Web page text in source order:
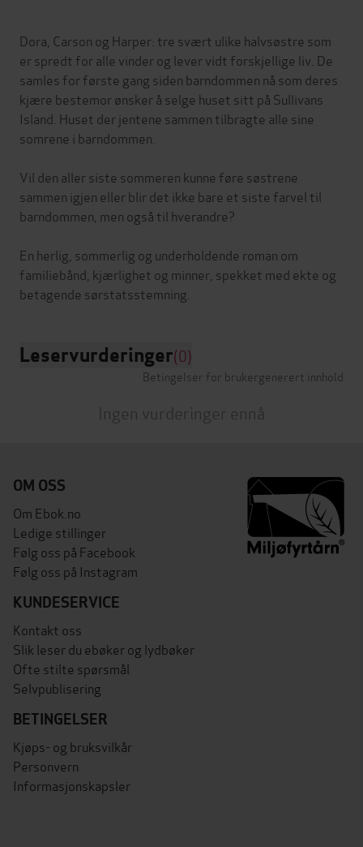
Dora, Carson og Harper: tre svært ulike halvsøstre som
er spredt for alle vinder og lever vidt forskjellige liv. De
samles for første gang siden barndommen nå som deres
kjære bestemor ønsker å selge huset sitt på Sullivans
Island. Huset der jentene sammen tilbragte alle sine
somrene i barndommen.
Vil den aller siste sommeren kunne føre søstrene
sammen igjen eller blir det ikke bare et siste farvel til
barndommen, men også til hverandre?
En herlig, sommerlig og underholdende roman om
familiebånd, kjærlighet og minner, spekket med ekte og
Leservurderinger(0)
Betingelser for brukergenerert innhold
Ingen vurderinger ennå
OM OSS
Om Ebok.no
Ledige stillinger
Følg oss på Facebook
Følg oss på Instagram
KUNDESERVICE
Kontakt oss
Slik leser du ebøker og lydbøker
Ofte stilte spørsmål
Selvpublisering
BETINGELSER
Kjøps- og bruksvilkår
Personvern
Informasjonskapsler